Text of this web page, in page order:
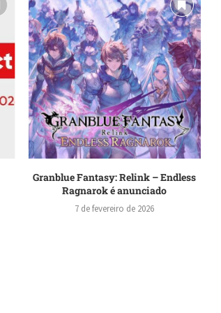
Granblue Fantasy: Relink – Endless
Ragnarok é anunciado
7 de fevereiro de 2026